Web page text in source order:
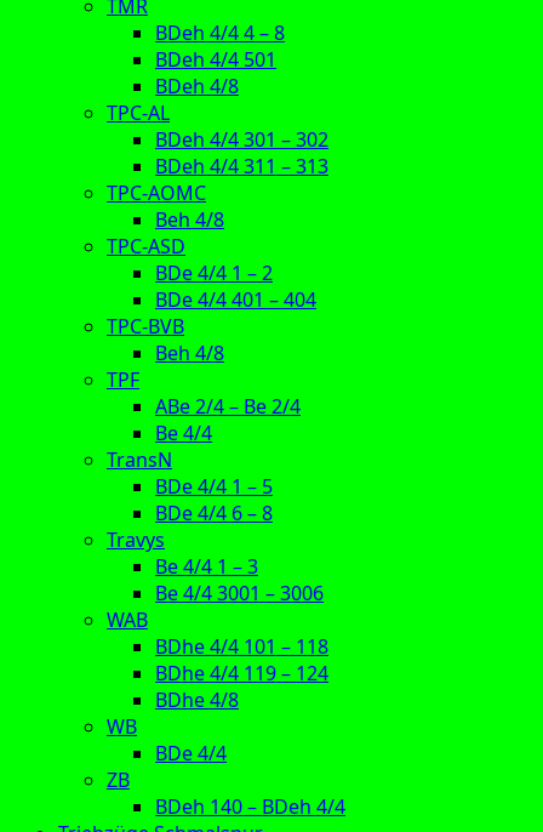
TMR
BDeh 4/4 4 – 8
BDeh 4/4 501
BDeh 4/8
TPC-AL
BDeh 4/4 301 – 302
BDeh 4/4 311 – 313
TPC-AOMC
Beh 4/8
TPC-ASD
BDe 4/4 1 – 2
BDe 4/4 401 – 404
TPC-BVB
Beh 4/8
TPF
ABe 2/4 – Be 2/4
Be 4/4
TransN
BDe 4/4 1 – 5
BDe 4/4 6 – 8
Travys
Be 4/4 1 – 3
Be 4/4 3001 – 3006
WAB
BDhe 4/4 101 – 118
BDhe 4/4 119 – 124
BDhe 4/8
WB
BDe 4/4
ZB
BDeh 140 – BDeh 4/4